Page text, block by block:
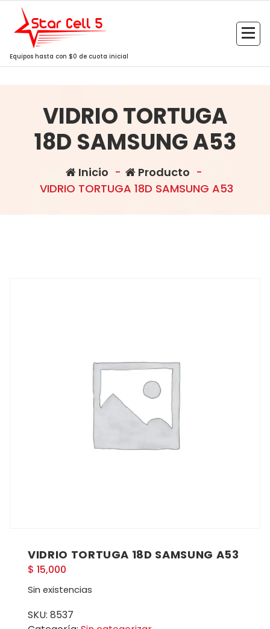
Saltar
contenido
Equipos hasta con $0 de cuota inicial
VIDRIO TORTUGA
18D SAMSUNG A53
Inicio - Producto -
VIDRIO TORTUGA 18D SAMSUNG A53
VIDRIO TORTUGA 18D SAMSUNG A53
$ 15,000
Sin existencias
SKU: 8537